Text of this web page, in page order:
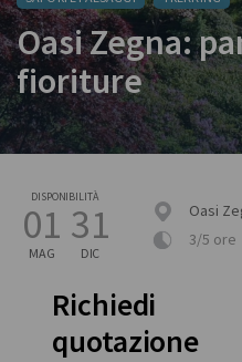
Oasi Zegna:
fioriture
DISPONIBILITÀ
01
MAG
31
DIC
Oasi
3/5 ore
Richiedi
quotazione